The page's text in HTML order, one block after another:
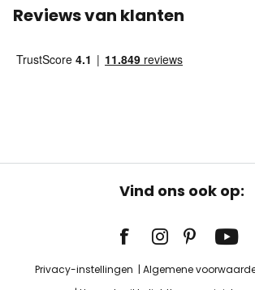
Reviews van klanten
Vind ons ook op:
Privacy-instellingen Algemene